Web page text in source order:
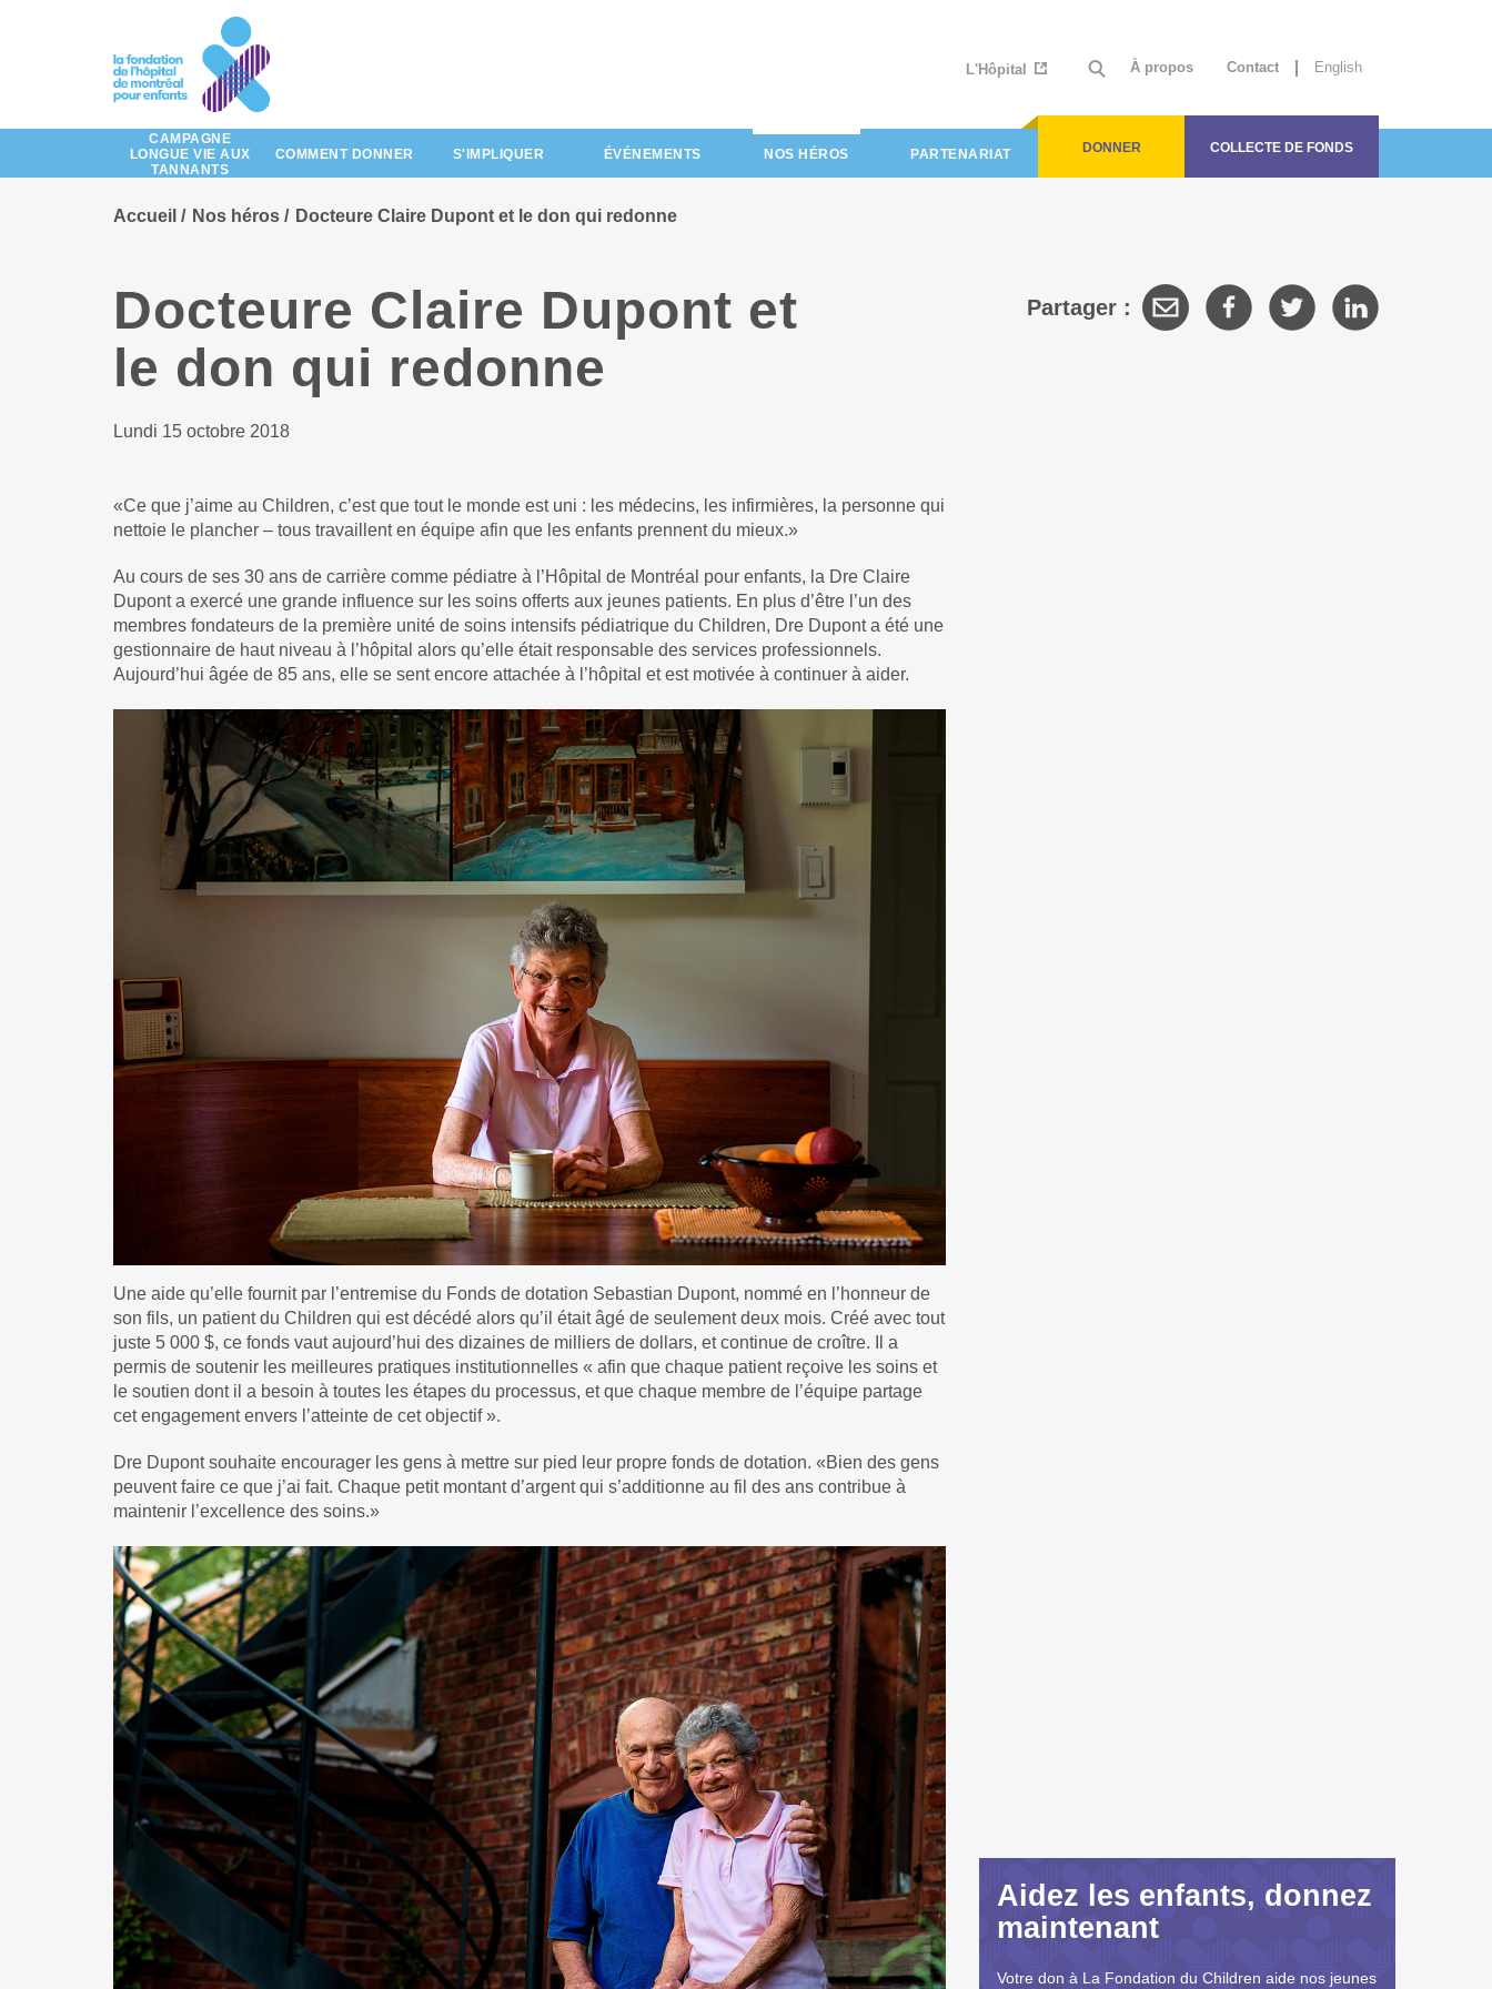
À propos Contact English
L'Hôpital
DONNER COLLECTE DE FONDS
CAMPAGNE
LONGUE VIE AUX
TANNANTS
COMMENT DONNER S'IMPLIQUER ÉVÉNEMENTS NOS HÉROS PARTENARIAT
Accueil Nos héros Docteure Claire Dupont et le don qui redonne
Partager :
Docteure Claire Dupont et
le don qui redonne
Lundi 15 octobre 2018
«Ce que j’aime au Children, c’est que tout le monde est uni : les médecins, les infirmières, la personne qui
nettoie le plancher – tous travaillent en équipe afin que les enfants prennent du mieux.»
Au cours de ses 30 ans de carrière comme pédiatre à l’Hôpital de Montréal pour enfants, la Dre Claire
Dupont a exercé une grande influence sur les soins offerts aux jeunes patients. En plus d’être l’un des
membres fondateurs de la première unité de soins intensifs pédiatrique du Children, Dre Dupont a été une
gestionnaire de haut niveau à l’hôpital alors qu’elle était responsable des services professionnels.
Aujourd’hui âgée de 85 ans, elle se sent encore attachée à l’hôpital et est motivée à continuer à aider.
Une aide qu’elle fournit par l’entremise du Fonds de dotation Sebastian Dupont, nommé en l’honneur de
son fils, un patient du Children qui est décédé alors qu’il était âgé de seulement deux mois. Créé avec tout
juste 5 000 $, ce fonds vaut aujourd’hui des dizaines de milliers de dollars, et continue de croître. Il a
permis de soutenir les meilleures pratiques institutionnelles « afin que chaque patient reçoive les soins et
le soutien dont il a besoin à toutes les étapes du processus, et que chaque membre de l’équipe partage
cet engagement envers l’atteinte de cet objectif ».
Dre Dupont souhaite encourager les gens à mettre sur pied leur propre fonds de dotation. «Bien des gens
peuvent faire ce que j’ai fait. Chaque petit montant d’argent qui s’additionne au fil des ans contribue à
maintenir l’excellence des soins.»
Aidez les enfants, donnez
maintenant
Votre don à La Fondation du Children aide nos jeunes